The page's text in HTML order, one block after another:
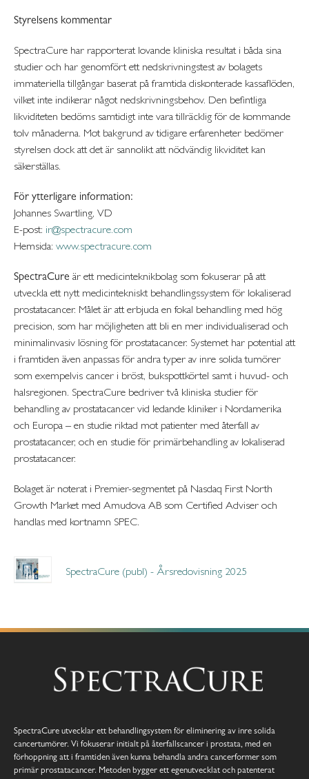
Styrelsens kommentar
SpectraCure har rapporterat lovande kliniska resultat i båda sina
studier och har genomfört ett nedskrivningstest av bolagets
immateriella tillgångar baserat på framtida diskonterade kassaflöden,
vilket inte indikerar något nedskrivningsbehov. Den befintliga
likviditeten bedöms samtidigt inte vara tillräcklig för de kommande
tolv månaderna. Mot bakgrund av tidigare erfarenheter bedömer
styrelsen dock att det är sannolikt att nödvändig likviditet kan
säkerställas.
För ytterligare information:
Johannes Swartling, VD
E-post: ir@spectracure.com
Hemsida: www.spectracure.com
SpectraCure är ett medicinteknikbolag som fokuserar på att
utveckla ett nytt medicintekniskt behandlingssystem för lokaliserad
prostatacancer. Målet är att erbjuda en fokal behandling med hög
precision, som har möjligheten att bli en mer individualiserad och
minimalinvasiv lösning för prostatacancer. Systemet har potential att
i framtiden även anpassas för andra typer av inre solida tumörer
som exempelvis cancer i bröst, bukspottkörtel samt i huvud- och
halsregionen. SpectraCure bedriver två kliniska studier för
behandling av prostatacancer vid ledande kliniker i Nordamerika
och Europa – en studie riktad mot patienter med återfall av
prostatacancer, och en studie för primärbehandling av lokaliserad
prostatacancer.
Bolaget är noterat i Premier-segmentet på Nasdaq First North
Growth Market med Amudova AB som Certified Adviser och
handlas med kortnamn SPEC.
SpectraCure (publ) - Årsredovisning 2025
SpectraCure utvecklar ett behandlingsystem för eliminering av inre solida
cancertumörer. Vi fokuserar initialt på återfallscancer i prostata, med en
förhoppning att i framtiden även kunna behandla andra cancerformer som
primär prostatacancer. Metoden bygger ett egenutvecklat och patenterat